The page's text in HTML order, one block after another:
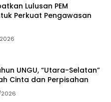
Lulusan PEM
Perkuat Pengawasan
UNGU, “Utara-Selatan”
Cinta dan Perpisahan